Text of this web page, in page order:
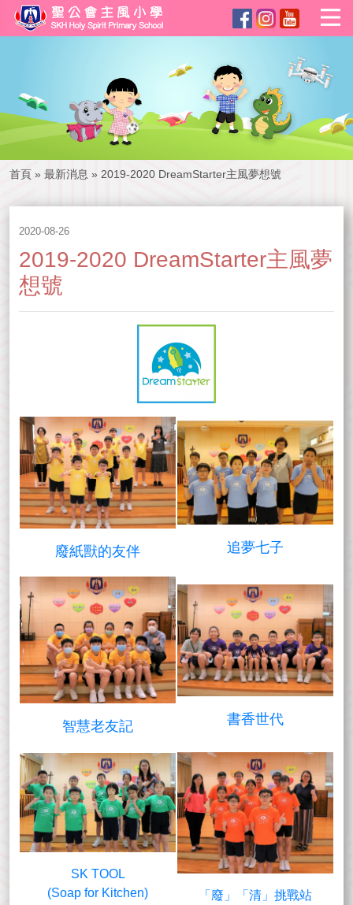
首頁 » 最新消息 » 2019-2020 DreamStarter主風夢想號
2020-08-26
2019-2020 DreamStarter主風夢
想號
廢紙獸的友伴 追夢七子
智慧老友記 書香世代
SK TOOL
(Soap for Kitchen)
「廢」「清」挑戰站